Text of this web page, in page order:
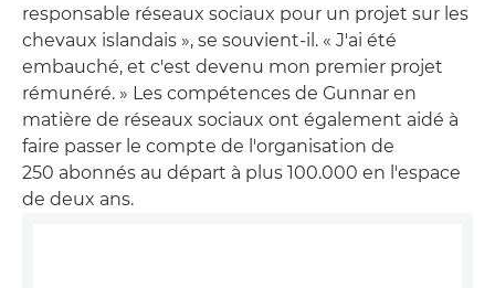
responsable réseaux sociaux pour un projet sur les
chevaux islandais », se souvient-il. « J'ai été
embauché, et c'est devenu mon premier projet
rémunéré. » Les compétences de Gunnar en
matière de réseaux sociaux ont également aidé à
faire passer le compte de l'organisation de
250 abonnés au départ à plus 100.000 en l'espace
de deux ans.